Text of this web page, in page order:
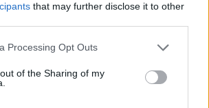
that may further disclose it to other
website/app uses one or more Google
visit or usage behaviour. You may click to
to Google and its third-party tags to
specified purposes in below Google
Processing Opt Outs
of the Sharing of my
fortement dans notre avenir afin de